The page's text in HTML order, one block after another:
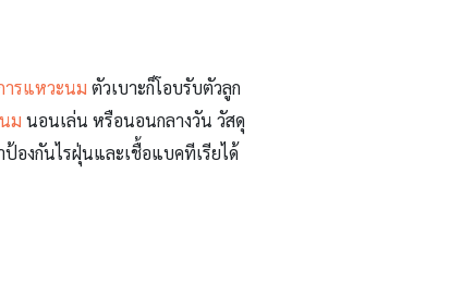
ารแหวะนม ตัวเบาะก็โอบรับตัวลูก
ม นอนเล่น หรือนอนกลางวัน วัสดุ
องกันไรฝุ่นและเชื้อแบคทีเรียได้